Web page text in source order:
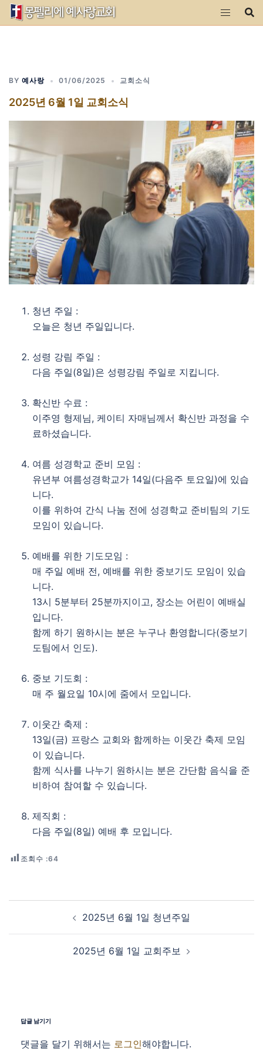
Skip
BY 예사랑 01/06/2025 교회소식
2025년 6월 1일 교회소식
청년 주일 :
오늘은 청년 주일입니다.
성령 강림 주일 :
다음 주일(8일)은 성령강림 주일로 지킵니다.
확신반 수료 :
이주영 형제님, 케이티 자매님께서 확신반 과정을 수
료하셨습니다.
여름 성경학교 준비 모임 :
유년부 여름성경학교가 14일(다음주 토요일)에 있습
니다.
이를 위하여 간식 나눔 전에 성경학교 준비팀의 기도
모임이 있습니다.
예배를 위한 기도모임 :
매 주일 예배 전, 예배를 위한 중보기도 모임이 있습
니다.
13시 5분부터 25분까지이고, 장소는 어린이 예배실
입니다.
함께 하기 원하시는 분은 누구나 환영합니다(중보기
도팀에서 인도).
중보 기도회 :
매 주 월요일 10시에 줌에서 모입니다.
이웃간 축제 :
13일(금) 프랑스 교회와 함께하는 이웃간 축제 모임
이 있습니다.
함께 식사를 나누기 원하시는 분은 간단함 음식을 준
비하여 참여할 수 있습니다.
제직회 :
다음 주일(8일) 예배 후 모입니다.
조회수 :64
Post navigation
2025년 6월 1일 청년주일
2025년 6월 1일 교회주보
답글 남기기
댓글을 달기 위해서는 로그인해야합니다.